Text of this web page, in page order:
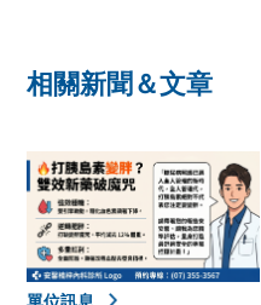
相關新聞＆文章